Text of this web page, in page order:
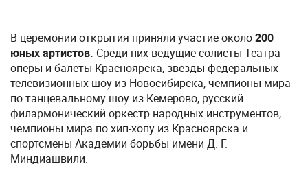
В церемонии открытия приняли участие около200
юных артистов. Среди них ведущие солисты Театра
оперы и балеты Красноярска, звезды федеральных
телевизионных шоу из Новосибирска, чемпионы мира
по танцевальному шоу из Кемерово, русский
филармонический оркестр народных инструментов,
чемпионы мира по хип-хопу из Красноярска и
спортсмены Академии борьбы имени Д. Г.
Миндиашвили.